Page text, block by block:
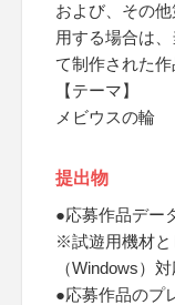
および、その
用する場合は
て制作された作
【テーマ】
メビウスの輪
提出物
●応募作品デー
※試遊用機材と
（Windows）
●応募作品のプ